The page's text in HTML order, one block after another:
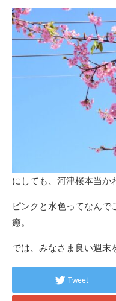
にしても、河津桜本当か
ピンクと水色ってなんで
癒。
では、みなさま良い週末
Tweet